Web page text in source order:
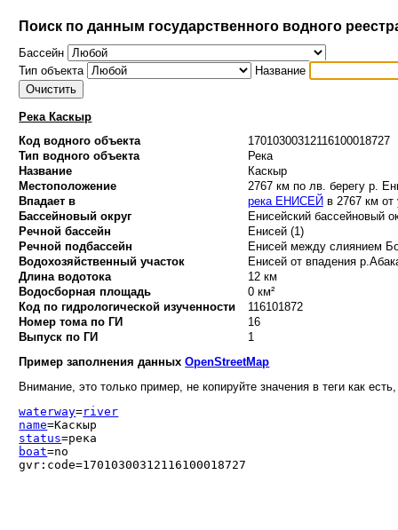
Поиск по данным государственного водного
Бассейн
Тип объекта
Название
Река Каскыр
Код водного объекта
17010300312116100018727
Тип водного объекта
Река
Название
Каскыр
Местоположение
2767 км по лв. берегу р.
Впадает в
река ЕНИСЕЙ в 2767 км от
Бассейновый округ
Енисейский бассейновый
Речной бассейн
Енисей (1)
Речной подбассейн
Енисей между слиянием
Водохозяйственный участок
Енисей от впадения
Длина водотока
12 км
Водосборная площадь
0 км²
Код по гидрологической изученности
116101872
Номер тома по ГИ
16
Выпуск по ГИ
1
Пример заполнения данныхOpenStreetMap
Внимание, это только пример, не копируйте значения в теги как
waterway=river
name=Каскыр
status=река
boat=no
gvr:code=17010300312116100018727